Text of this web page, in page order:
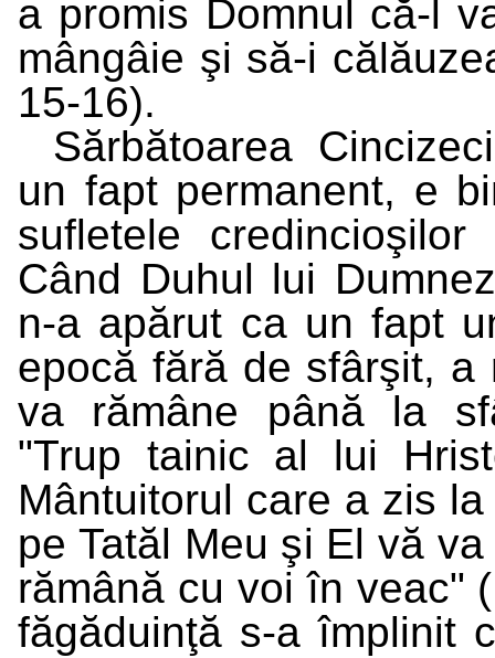
a promis Domnul că-l
mângâie şi să-i
15-16).
Sărbătoarea
un fapt permanent, e
sufletele
Când Duhul lui
n-a apărut ca un fapt
epocă fără de sfârşit,
va rămâne până la
"Trup tainic al lui
Mântuitorul care a zis
pe Tatăl Meu şi El vă
rămână cu voi în veac"
făgăduinţă s-a împlinit